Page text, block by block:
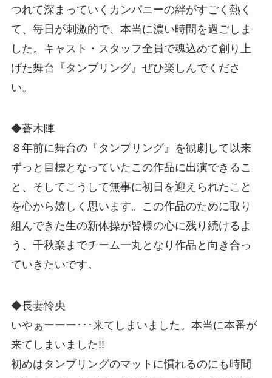
つれて深まっていくカンパニーの絆がすごく熱く
て、毎日が刺激的で、本当に濃い時間を過ごしま
した。キャスト・スタッフ全員で魂込めて創り上
げた舞台『タンブリング』ぜひ楽しんでくださ
い。
◆蒼木陣
８年前に舞台の『タンブリング』を観劇して以来
ずっと目標となっていたこの作品に出演できるこ
と、そしてこうして無事に初日を迎えられたこと
を心から嬉しく思います。この作品のために取り
組んできた生の新体操が皆様の心に残り続けるよ
う、千秋楽までチーム一丸となり作品と向き合っ
ていきたいです。
◆長妻怜央
いやぁーーー･･･来てしまいました。本当に本番が
来てしまいました!!
初めはタンブリングのマットに慣れるのにも時間